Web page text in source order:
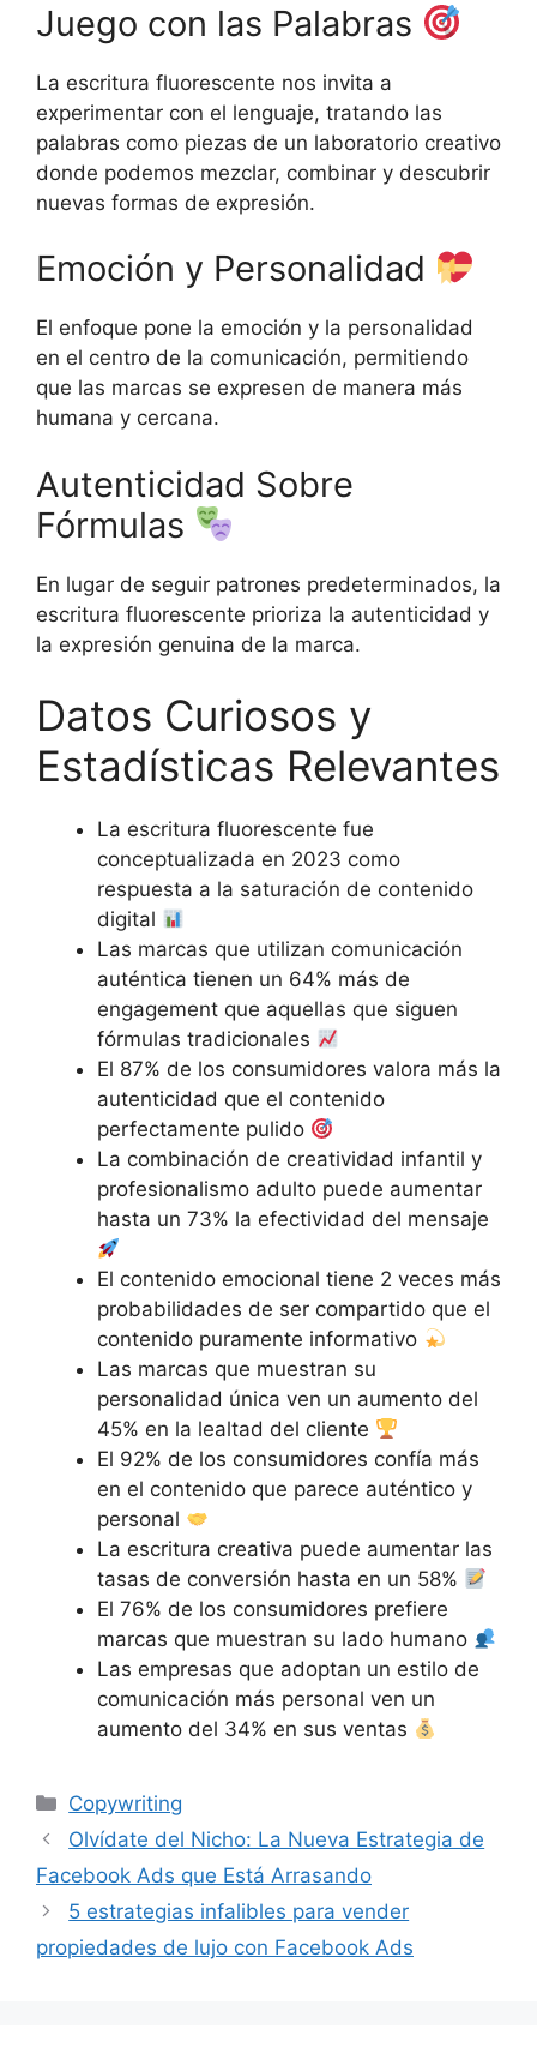
Juego con las Palabras
La escritura fluorescente nos invita a
experimentar con el lenguaje, tratando las
palabras como piezas de un laboratorio creativo
donde podemos mezclar, combinar y descubrir
nuevas formas de expresión.
Emoción y Personalidad
El enfoque pone la emoción y la personalidad
en el centro de la comunicación, permitiendo
que las marcas se expresen de manera más
humana y cercana.
Autenticidad Sobre
Fórmulas
En lugar de seguir patrones predeterminados, la
escritura fluorescente prioriza la autenticidad y
la expresión genuina de la marca.
Datos Curiosos y
Estadísticas Relevantes
La escritura fluorescente fue
conceptualizada en 2023 como
respuesta a la saturación de contenido
digital
Las marcas que utilizan comunicación
auténtica tienen un 64% más de
engagement que aquellas que siguen
fórmulas tradicionales
El 87% de los consumidores valora más la
autenticidad que el contenido
perfectamente pulido
La combinación de creatividad infantil y
profesionalismo adulto puede aumentar
hasta un 73% la efectividad del mensaje
El contenido emocional tiene 2 veces más
probabilidades de ser compartido que el
contenido puramente informativo
Las marcas que muestran su
personalidad única ven un aumento del
45% en la lealtad del cliente
El 92% de los consumidores confía más
en el contenido que parece auténtico y
personal
La escritura creativa puede aumentar las
tasas de conversión hasta en un 58%
El 76% de los consumidores prefiere
marcas que muestran su lado humano
Las empresas que adoptan un estilo de
comunicación más personal ven un
aumento del 34% en sus ventas
Categorías
Copywriting
Olvídate del Nicho: La Nueva Estrategia de
Facebook Ads que Está Arrasando
5 estrategias infalibles para vender
propiedades de lujo con Facebook Ads